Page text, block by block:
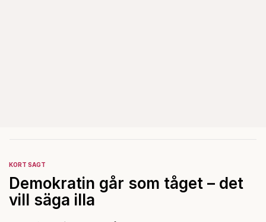
KORT SAGT
Demokratin går som tåget – det
vill säga illa